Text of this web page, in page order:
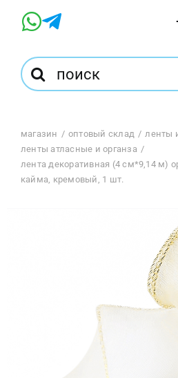
Результат
поиска:
Магазин
магазин оптовый склад
ленты
ленты атласные и органза
лента декоративная (4 см*9,14 м)
кайма, кремовый, 1 шт.